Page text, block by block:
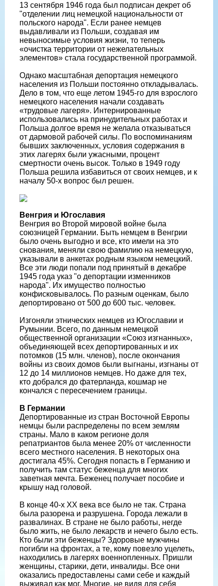
13 сентября 1946 года был подписан декрет об
"отделении лиц немецкой национальности от
польского народа". Если ранее немцев
выдавливали из Польши, создавая им
невыносимые условия жизни, то теперь
«очистка территории от нежелательных
элементов» стала государственной программой.
Однако масштабная депортация немецкого
населения из Польши постоянно откладывалась.
Дело в том, что еще летом 1945-го для взрослого
немецкого населения начали создавать
«трудовые лагеря». Интернированные
использовались на принудительных работах и
Польша долгое время не желала отказываться
от дармовой рабочей силы. По воспоминаниям
бывших заключенных, условия содержания в
этих лагерях были ужасными, процент
смертности очень высок. Только в 1949 году
Польша решила избавиться от своих немцев, и к
началу 50-х вопрос был решен.
Венгрия и Югославия
Венгрия во Второй мировой войне была
союзницей Германии. Быть немцем в Венгрии
было очень выгодно и все, кто имели на это
снования, меняли свою фамилию на немецкую,
указывали в анкетах родным языком немецкий.
Все эти люди попали под принятый в декабре
1945 года указ "о депортации изменников
народа". Их имущество полностью
конфисковывалось. По разным оценкам, было
депортировано от 500 до 600 тыс. человек.
Изгоняли этнических немцев из Югославии и
Румынии. Всего, по данным немецкой
общественной организации «Союз изгнанных»,
объединяющей всех депортированных и их
потомков (15 млн. членов), после окончания
войны из своих домов были выгнаны, изгнаны от
12 до 14 миллионов немцев. Но даже для тех,
кто добрался до фатерланда, кошмар не
кончался с пересечением границы.
В Германии
Депортированные из стран Восточной Европы
немцы были распределены по всем землям
страны. Мало в каком регионе доля
репатриантов была менее 20% от численности
всего местного населения. В некоторых она
достигала 45%. Сегодня попасть в Германию и
получить там статус беженца для многих
заветная мечта. Беженец получает пособие и
крышу над головой.
В конце 40-х XX века все было не так. Страна
была разорена и разрушена. Города лежали в
развалинах. В стране не было работы, негде
было жить, не было лекарств и нечего было есть.
Кто были эти беженцы? Здоровые мужчины
погибли на фронтах, а те, кому повезло уцелеть,
находились в лагерях военнопленных. Пришли
женщины, старики, дети, инвалиды. Все они
оказались предоставлены сами себе и каждый
выживал как мог. Многие, не видя для себя